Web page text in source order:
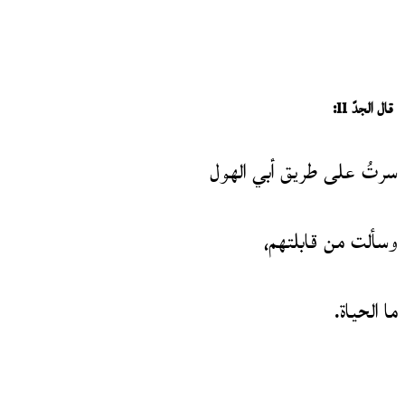
قال الجدّII
:
سرتُ على طريق أبي الهول
وسألت من قابلتهم،
ما الحياة.